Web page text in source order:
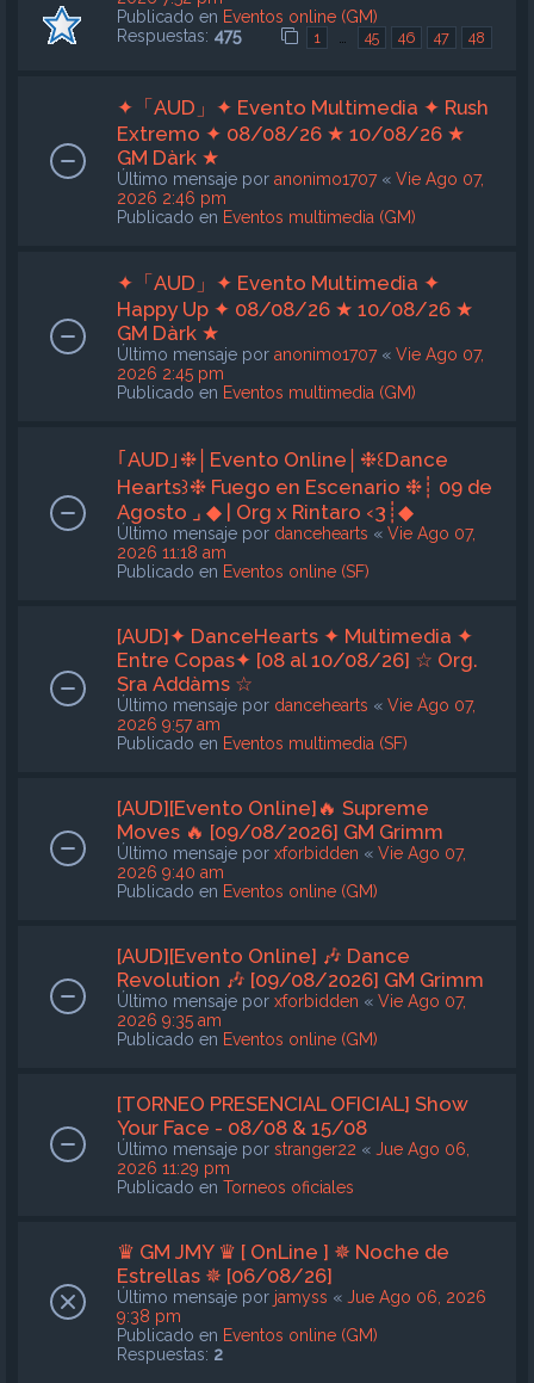
Publicado en Eventos online (GM)
Respuestas: 475 1 45 46 47 48
✦「AUD」✦ Evento Multimedia ✦ Rush
Extremo ✦ 08/08/26 ★ 10/08/26 ★
GM Dàrk ★
Último mensaje por anonimo1707« Vie Ago 07,
2026 2:46 pm
Publicado en Eventos multimedia (GM)
✦「AUD」✦ Evento Multimedia ✦
Happy Up ✦ 08/08/26 ★ 10/08/26 ★
GM Dàrk ★
Último mensaje por anonimo1707« Vie Ago 07,
2026 2:45 pm
Publicado en Eventos multimedia (GM)
｢AUD｣❉│Evento Online│❉꒰Dance
Hearts꒱❉ Fuego en Escenario ❉┊ 09 de
Agosto ⌟ ◆ | Org x Rintaro ‹3┊◆
Último mensaje por dancehearts « Vie Ago 07,
2026 11:18 am
Publicado en Eventos online (SF)
[AUD]✦ DanceHearts ✦ Multimedia ✦
Entre Copas✦ [08 al 10/08/26] ☆ Org.
Sra Addàms ☆
Último mensaje por dancehearts « Vie Ago 07,
2026 9:57 am
Publicado en Eventos multimedia (SF)
[AUD][Evento Online]🔥 Supreme
Moves 🔥 [09/08/2026] GM Grimm
Último mensaje por xforbidden « Vie Ago 07,
2026 9:40 am
Publicado en Eventos online (GM)
[AUD][Evento Online] 🎶 Dance
Revolution 🎶 [09/08/2026] GM Grimm
Último mensaje por xforbidden « Vie Ago 07,
2026 9:35 am
Publicado en Eventos online (GM)
[TORNEO PRESENCIAL OFICIAL] Show
Your Face - 08/08 & 15/08
Último mensaje por stranger22 « Jue Ago 06,
2026 11:29 pm
Publicado en Torneos oficiales
♛ GM JMY ♛ [ OnLine ] ✵ Noche de
Estrellas ✵ [06/08/26]
Último mensaje por jamyss « Jue Ago 06, 2026
9:38 pm
Publicado en Eventos online (GM)
Respuestas: 2